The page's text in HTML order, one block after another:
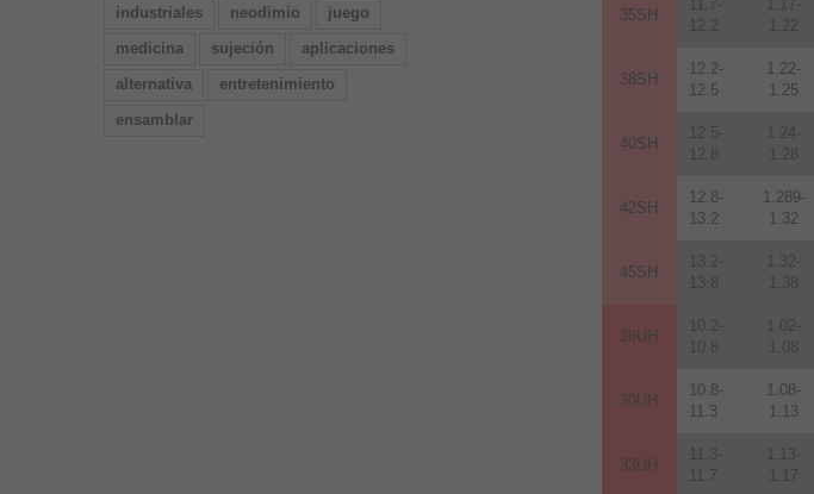
industriales
neodimio
juego
medicina
sujeción
aplicaciones
alternativa
entretenimiento
ensamblar
35SH
11.7-
12.2
1.17-
1.22
38SH
12.2-
12.5
1.22-
1.25
40SH
12.5-
12.8
1.24-
1.28
42SH
12.8-
13.2
1.289-
1.32
45SH
13.2-
13.8
1.32-
1.38
28UH
10.2-
10.8
1.02-
1.08
30UH
10.8-
11.3
1.08-
1.13
33UH
11.3-
11.7
1.13-
1.17